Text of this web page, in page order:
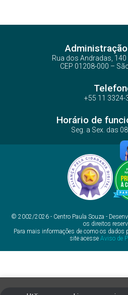
Rua dos Andradas, 140
CEP 01208-000 –
+55 11 3324-
Horário de
Seg. a Sex. das
© 2002/2026 - Centro Paula Souza -
os direitos
Para mais informações de como os
site acesse Aviso de